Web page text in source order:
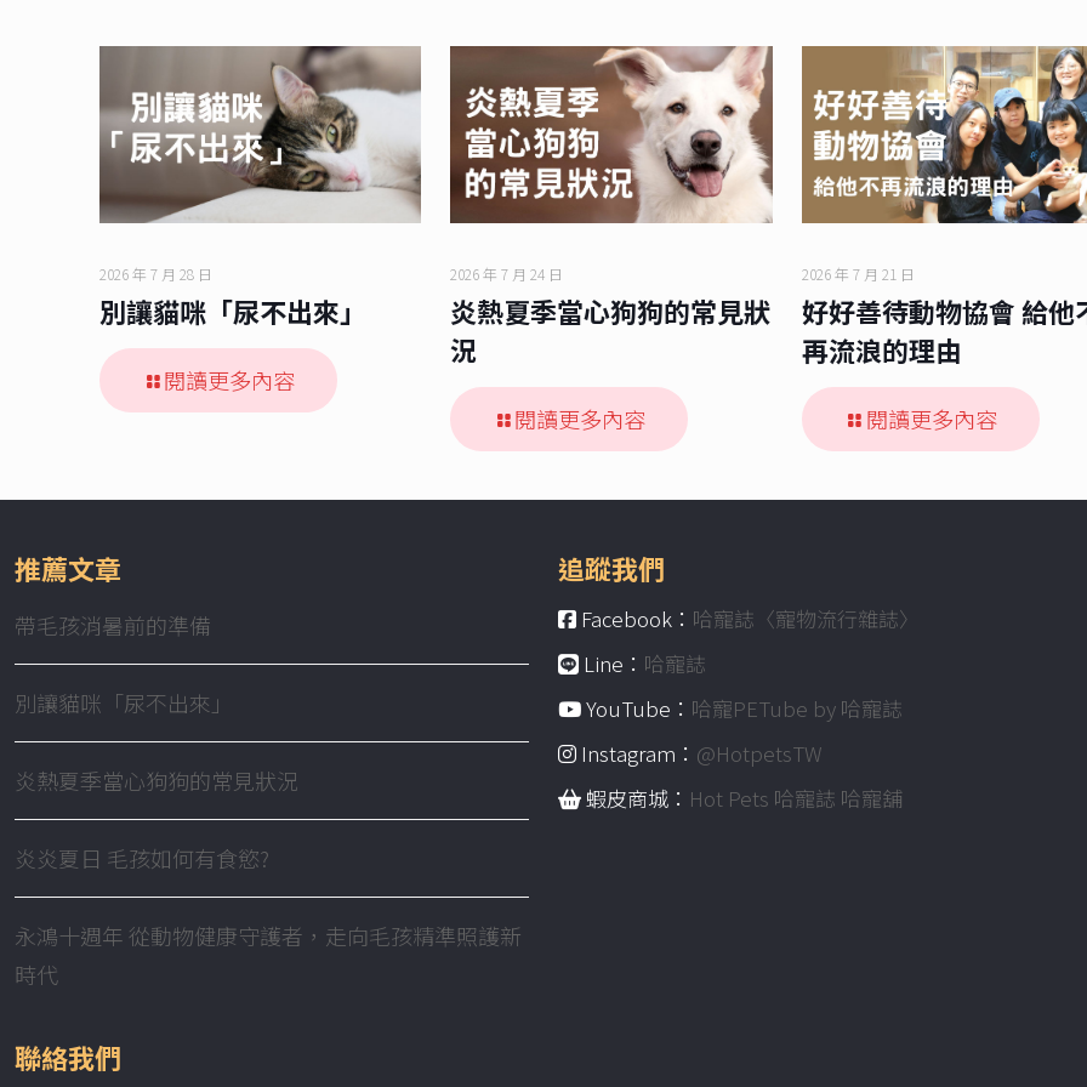
2026 年 7 月 28 日
別讓貓咪「尿不出來」
閱讀更多內容
2026 年 7 月 24 日
炎熱夏季當心狗狗的常見狀
況
閱讀更多內容
2026 年 7 月 21 日
好好善待動物協會 給他
再流浪的理由
閱讀更多內容
推薦文章
帶毛孩消暑前的準備
別讓貓咪「尿不出來」
炎熱夏季當心狗狗的常見狀況
炎炎夏日 毛孩如何有食慾?
永鴻十週年 從動物健康守護者，走向毛孩精準照護新
時代
聯絡我們
追蹤我們
Facebook： 哈寵誌〈寵物流行雜誌〉
Line： 哈寵誌
YouTube： 哈寵PETube by 哈寵誌
Instagram： @HotpetsTW
蝦皮商城： Hot Pets 哈寵誌 哈寵舖